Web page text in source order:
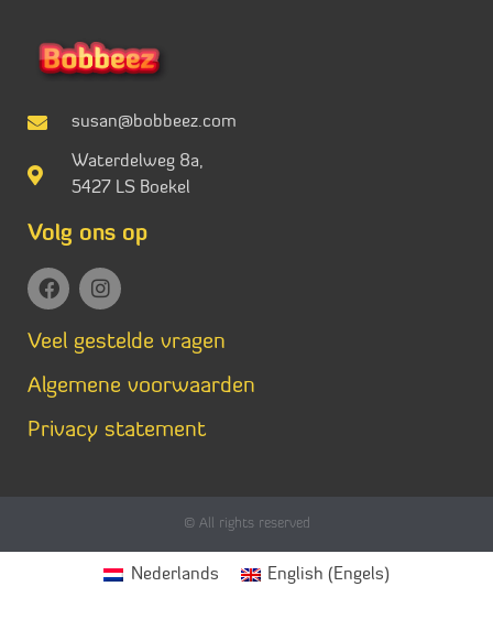
susan@bobbeez.com
Waterdelweg 8a,
5427 LS Boekel
Volg ons op
Veel gestelde vragen
Algemene voorwaarden
Privacy statement
© All rights reserved
Nederlands English (Engels)